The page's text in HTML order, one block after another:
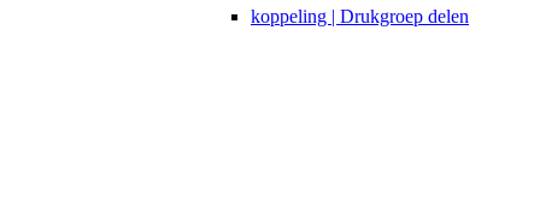
koppeling | Drukgroep delen